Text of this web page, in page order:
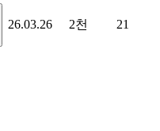
26.03.26 2천 21